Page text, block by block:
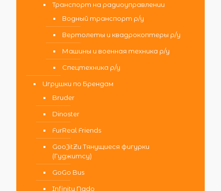
Транспорт на радиоуправлении
Водный транспорт р/у
Вертолеты и квадрокоптеры р/у
Машины и военная техника р/у
Спецтехника р/у
Игрушки по Брендам
Bruder
Dinoster
FurReal Friends
GooJitZu Тянущиеся фигурки
(Гуджитсу)
GoGo Bus
Infinity Nado